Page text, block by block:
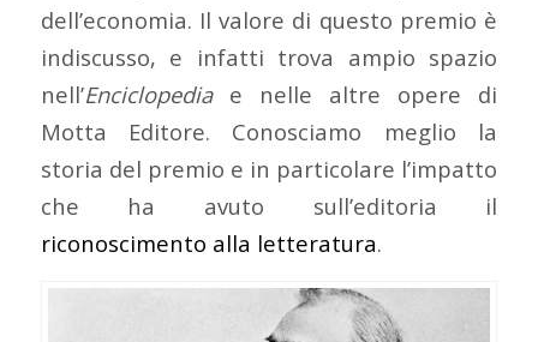
dell’economia. Il valore di questo premio è
indiscusso, e infatti trova ampio spazio
nell’Enciclopediae nelle altre opere di
Motta Editore. Conosciamo meglio la
storia del premio e in particolare l’impatto
che ha avuto sull’editoria il
riconoscimento alla letteratura.